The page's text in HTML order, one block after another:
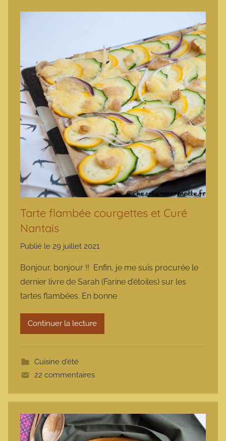
Tarte flambée courgettes et Curé
Nantais
Publié le 29 juillet 2021
r
m
a
r
Bonjour, bonjour !! Enfin, je me suis procurée le
dernier livre de Sarah (Farine d’étoiles) sur les
tartes flambées. En bonne
Continuer la lecture
Cuisine d'été
22 commentaires